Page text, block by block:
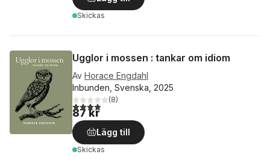
Skickas
Ugglor i mossen : tankar om idiom
Av Horace Engdahl
Inbunden, Svenska, 2025
3,9utav 5 stjärnor. Totalt antal röster:
(8)
87 kr
Lägg till
Skickas